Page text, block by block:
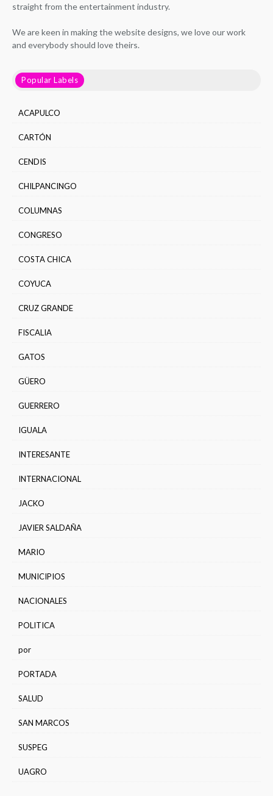
straight from the entertainment industry.
We are keen in making the website designs, we love our work
and everybody should love theirs.
Popular Labels
ACAPULCO
CARTÓN
CENDIS
CHILPANCINGO
COLUMNAS
CONGRESO
COSTA CHICA
COYUCA
CRUZ GRANDE
FISCALIA
GATOS
GÜERO
GUERRERO
IGUALA
INTERESANTE
INTERNACIONAL
JACKO
JAVIER SALDAÑA
MARIO
MUNICIPIOS
NACIONALES
POLITICA
por
PORTADA
SALUD
SAN MARCOS
SUSPEG
UAGRO